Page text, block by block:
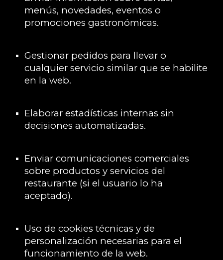
menús, novedades, eventos o
promociones gastronómicas.
Gestionar pedidos para llevar o
cualquier servicio similar que se habilite
en la web.
Elaborar estadísticas internas sin
decisiones automatizadas.
Enviar comunicaciones comerciales
sobre productos y servicios del
restaurante (si el usuario lo ha
aceptado).
Uso de cookies técnicas y de
personalización necesarias para el
funcionamiento de la web.